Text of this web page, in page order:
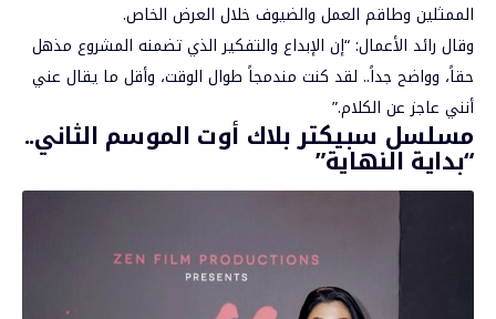
الممثلين وطاقم العمل والضيوف خلال العرض الخاص.
وقال رائد الأعمال: “إن الإبداع والتفكير الذي تضمنه المشروع مذهل
حقاً، وواضح جداً.. لقد كنت مندمجاً طوال الوقت، وأقل ما يقال عني
أنني عاجز عن الكلام.”
مسلسل سبيكتر بلاك أوت الموسم الثاني..
“بداية النهاية”